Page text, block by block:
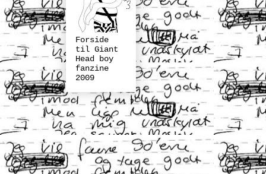
Forside
til Giant
Head boy
fanzine
2009